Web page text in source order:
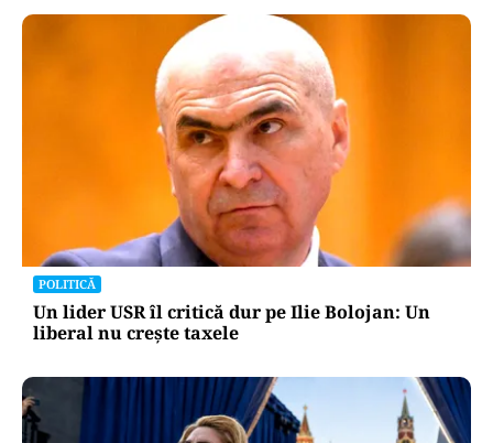
POLITICĂ
Un lider USR îl critică dur pe Ilie Bolojan: Un
liberal nu crește taxele